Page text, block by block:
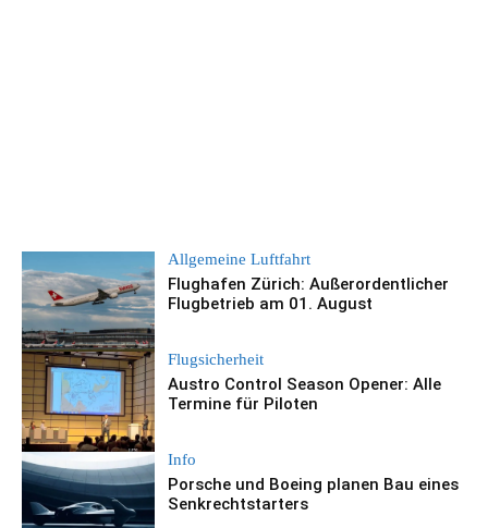
Allgemeine Luftfahrt
Flughafen Zürich: Außerordentlicher
Flugbetrieb am 01. August
Flugsicherheit
Austro Control Season Opener: Alle
Termine für Piloten
Info
Porsche und Boeing planen Bau eines
Senkrechtstarters